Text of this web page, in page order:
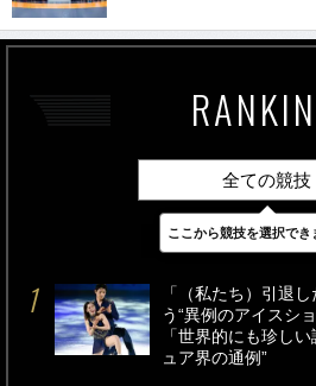
全ての競技
最新 24時間
「（私たち）引退
う“異例のアイスシ
「世界的にも珍し
ュア界の通例”
ここから競技を選択でき